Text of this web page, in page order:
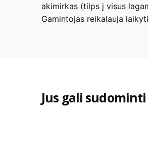
akimirkas (tilps į visus
Gamintojas reikalauja
Jus gali sudominti